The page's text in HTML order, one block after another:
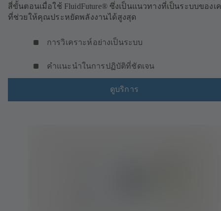
สี่ขั้นตอนเมื่อใช้ FluidFuture® ซึ่งเป็นแนวทางที่เป็นระบบของเ
ที่ช่วยให้คุณประหยัดพลังงานได้สูงสุด
การวิเคราะห์อย่างเป็นระบบ
คำแนะนำในการปฏิบัติที่ชัดเจน
ดูบริการ